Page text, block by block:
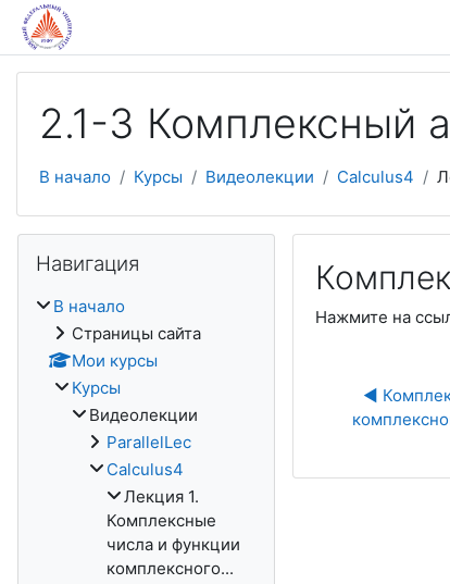
Перейти к основному содержанию
2.1-3 Комплексный
В начало Курсы Видеолекции Calculus4
Нажмите на
◀︎
Навигация
В начало
Страницы сайта
Мои курсы
Курсы
Видеолекции
ParallelLec
Calculus4
Лекция 1.
Комплексные
числа и функции
комплексного...